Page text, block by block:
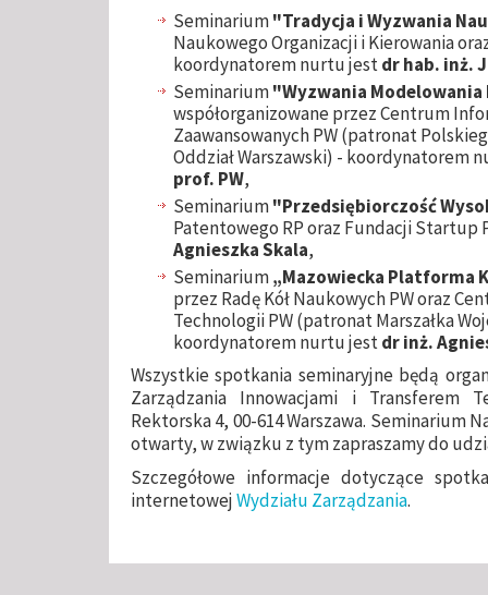
Seminarium"Tradycja i Wyzwania
Naukowego Organizacji i Kierowania
koordynatorem nurtu jestdr hab. inż.
Seminarium"Wyzwania
współorganizowane przez Centrum
Zaawansowanych PW (patronat
Oddział Warszawski) - koordynatorem
prof. PW,
Seminarium"Przedsiębiorczość
Patentowego RP oraz Fundacji
Agnieszka Skala,
Seminarium„Mazowiecka Platforma
przez Radę Kół Naukowych PW oraz
Technologii PW (patronat Marszałka
koordynatorem nurtu jestdr inż.
Wszystkie spotkania seminaryjne będą
Zarządzania Innowacjami i Transferem
Rektorska 4, 00-614 Warszawa. Seminarium
otwarty, w związku z tym zapraszamy do
Szczegółowe informacje dotyczące
internetowejWydziału Zarządzania.